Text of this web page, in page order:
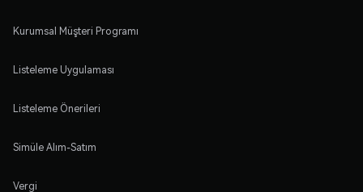
Kurumsal Müşteri Programı
Listeleme Uygulaması
Listeleme Önerileri
Simüle Alım-Satım
Vergi